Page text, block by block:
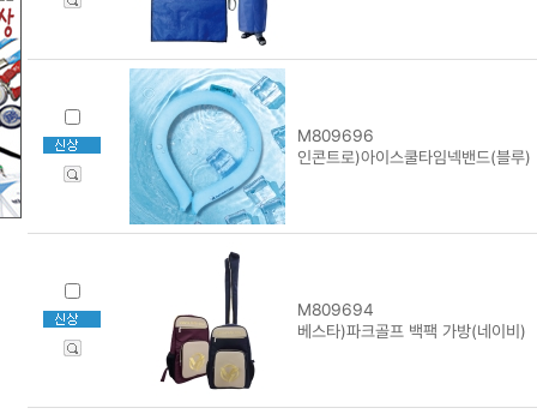
M809696
인콘트로)아이스쿨타임넥밴드(블루)
M809694
베스타)파크골프 백팩 가방(네이비)